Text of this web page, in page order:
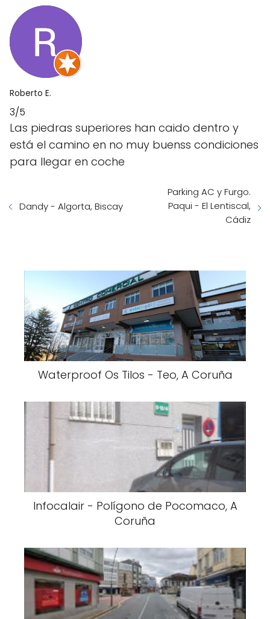
Roberto E.
3/5
Las piedras superiores han caido dentro y
está el camino en no muy buenss condiciones
para llegar en coche
Dandy - Algorta, Biscay
Parking AC y Furgo.
Paqui - El Lentiscal,
Cádiz
Waterproof Os Tilos - Teo, A Coruña
Infocalair - Polígono de Pocomaco, A
Coruña